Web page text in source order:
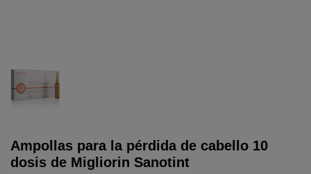
Ampollas para la pérdida de cabello 10
dosis de Migliorin Sanotint